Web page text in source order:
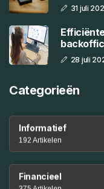
31 juli
28 juli
Categorieën
Informatief
192 Artikelen
Financieel